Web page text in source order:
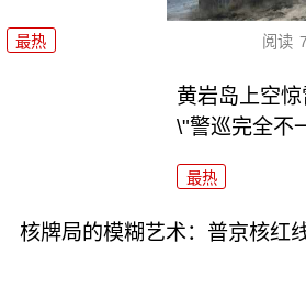
最热 阅读
黄岩岛上空
\"警巡完全不
最热
核牌局的模糊艺术：普京核红